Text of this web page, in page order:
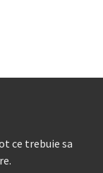
ce trebuie sa